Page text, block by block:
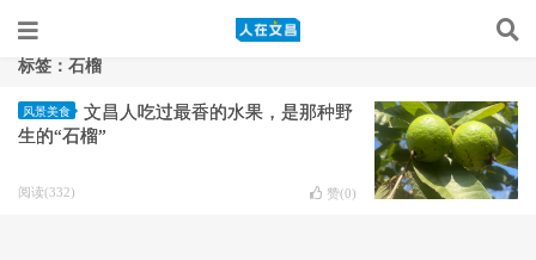
标签：石榴
风景美食
文昌人吃过最香的水果，是那种野
生的“石榴”
阅读(332) 赞(0)